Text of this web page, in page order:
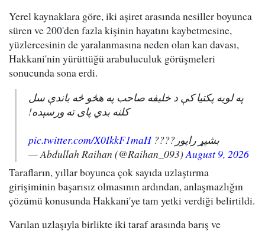
Yerel kaynaklara göre, iki aşiret arasında nesiller boyunca
süren ve 200'den fazla kişinin hayatını kaybetmesine,
yüzlercesinin de yaralanmasına neden olan kan davası,
Hakkani'nin yürüttüğü arabuluculuk görüşmeleri
sonucunda sona erdi.
په لویه پکتیا کې د خلیفه صاحب په هڅو څه باندې سل
کلنه بدي پای ته ورسېده!
بشپړ راپور????pic.twitter.com/X0IkkF1maH
— Abdullah Raihan (@Raihan_093) August 9, 2026
Tarafların, yıllar boyunca çok sayıda uzlaştırma
girişiminin başarısız olmasının ardından, anlaşmazlığın
çözümü konusunda Hakkani'ye tam yetki verdiği belirtildi.
Varılan uzlaşıyla birlikte iki taraf arasında barış ve